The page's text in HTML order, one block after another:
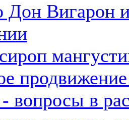
Дон Вигарон
вопросы в